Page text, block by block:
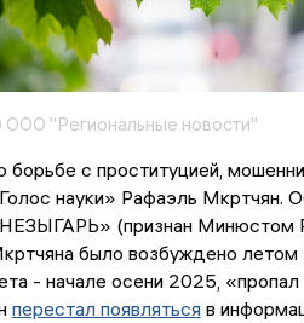
"Региональные новости"
борьбе с проституцией,
науки» Рафаэль Мкртчян.
(признан Минюстом
было возбуждено
- начале осени 2025,
перестал появлятьсяв